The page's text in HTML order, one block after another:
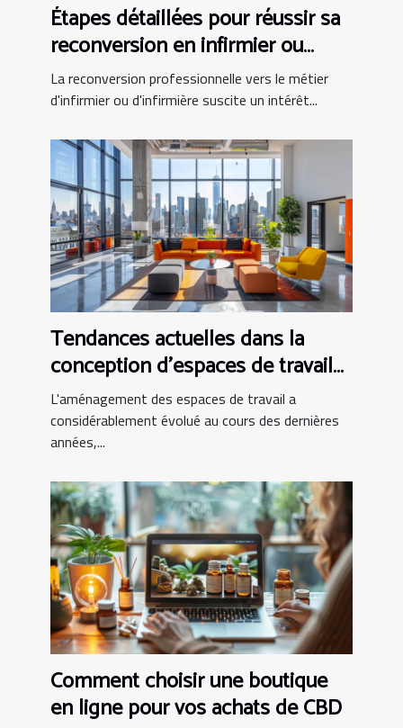
Étapes détaillées pour réussir sa
reconversion en infirmier ou
infirmière
La reconversion professionnelle vers le métier
d'infirmier ou d'infirmière suscite un intérêt...
Tendances actuelles dans la
conception d'espaces de travail
modernes
L'aménagement des espaces de travail a
considérablement évolué au cours des dernières
années,...
Comment choisir une boutique
en ligne pour vos achats de CBD